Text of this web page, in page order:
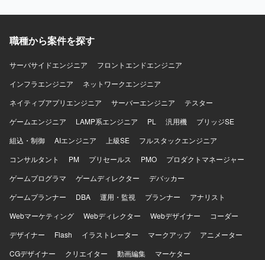
を前提としたiOS・Android両OSの「二刀流」開発プロセス
がら探求していくことができます。EC×ゲーム×ソーシャル
が組み合わさった複雑なドメインで、高度な状態管理やパ
フォーマンス最適化に取り組むことで、エンジニアとして
の技術力を大きく高めていただけます。 【開発環境】
Swift、Kotlin、Goを用いた開発を行い、UIフレームワーク
Android Architecture ComponentsやMVVMなどのアーキテ
クチャを活用し、XcodeおよびAndroid Studio上で開発を進
Protocol Buffersによる通信、BitriseやGitHub Actions、
Cloud Buildを用いたCI/CDを構築しています。Terraformに
よる構成管理、CrashlyticsやCloud Monitoringなどのモニタ
リング基盤、BigQueryやLooker Studioによる分析基盤、
ール群、GitHub・Slack・Notion・Figmaを組み合わせたモ
ダンな開発環境で、アジャイル開発を実践しています。
ム・ソーシャル領域における高難度な技術課題に取り組め
Compose、Google Cloud、gRPC、Protocol Buffers、
Bitrise、GitHub Actions、Terraform、BigQuery、Figmaな
どを使用します。
職種から案件を探す
サーバサイドエンジニア
フロントエンドエンジニア
インフラエンジニア
ネットワークエンジニア
ネイティブアプリエンジニア
サーバーエンジニア
テスター
ゲームエンジニア
LAMP系エンジニア PL 汎用機
ブリッジSE
組込・制御
AIエンジニア 上級SE
フルスタックエンジニア
コンサルタント
PM プリセールス PMO
プロダクトマネージャー
ゲームプログラマ
ゲームディレクター
デバッカー
ゲームプランナー
DBA 運用・監視 プランナー
アナリスト
Webマーケティング
Webディレクター Webデザイナー
コーダー
デザイナー
Flash イラストレーター マークアップ
アニメーター
CGデザイナー
クリエイター 動画編集
マーケター